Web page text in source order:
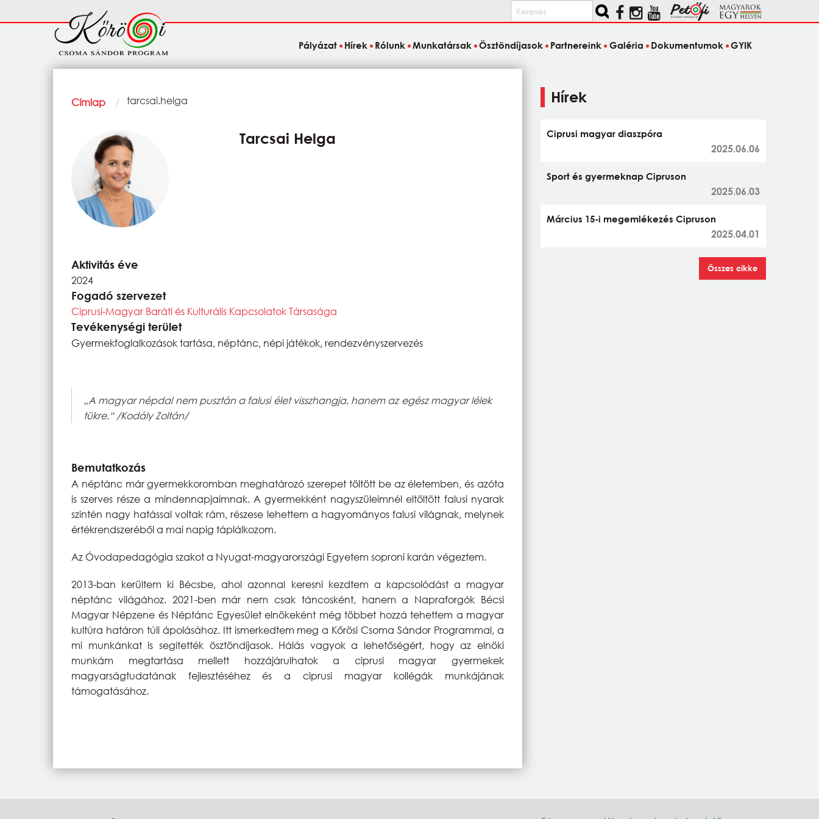
Keresés
Fő
navigáció
Pályázat Hírek Rólunk Munkatársak Ösztöndíjasok Partnereink Galéria Dokumentumok GYIK
Morzsa
Címlap Current:
tarcsai.helga
Tarcsai Helga
Aktivitás éve
2024
Fogadó szervezet
Ciprusi-Magyar Baráti és Kulturális Kapcsolatok Társasága
Tevékenységi terület
Gyermekfoglalkozások tartása, néptánc, népi játékok, rendezvényszervezés
„A magyar népdal nem pusztán a falusi élet visszhangja, hanem az egész magyar lélek
tükre.“ /Kodály Zoltán/
Bemutatkozás
A néptánc már gyermekkoromban meghatározó szerepet töltött be az életemben, és azóta
is szerves része a mindennapjaimnak. A gyermekként nagyszüleimnél eltöltött falusi nyarak
szintén nagy hatással voltak rám, részese lehettem a hagyományos falusi világnak, melynek
értékrendszeréből a mai napig táplálkozom.
Az Óvodapedagógia szakot a Nyugat-magyarországi Egyetem soproni karán végeztem.
2013-ban kerültem ki Bécsbe, ahol azonnal keresni kezdtem a kapcsolódást a magyar
néptánc világához. 2021-ben már nem csak táncosként, hanem a Napraforgók Bécsi
Magyar Népzene és Néptánc Egyesület elnökeként még többet hozzá tehettem a magyar
kultúra határon túli ápolásához. Itt ismerkedtem meg a Kőrösi Csoma Sándor Programmal, a
mi munkánkat is segítették ösztöndíjasok. Hálás vagyok a lehetőségért, hogy az elnöki
munkám megtartása mellett hozzájárulhatok a ciprusi magyar gyermekek
magyarságtudatának fejlesztéséhez és a ciprusi magyar kollégák munkájának
támogatásához.
Hírek
Ciprusi magyar diaszpóra
2025.06.06
Sport és gyermeknap Cipruson
2025.06.03
Március 15-i megemlékezés Cipruson
2025.04.01
Összes cikke